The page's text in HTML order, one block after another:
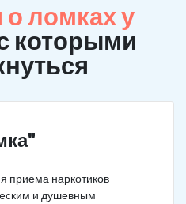
ломках у
которыми
приема наркотиков
и душевным